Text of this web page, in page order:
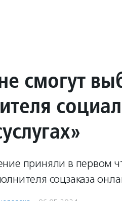
смогут
приняли в первом
соцзаказа